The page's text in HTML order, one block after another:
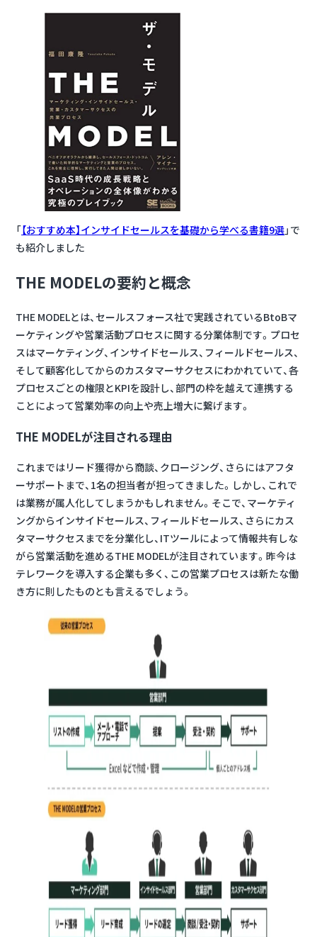
「【おすすめ本】インサイドセールスを基礎から学べる書籍9選」で
も紹介しました
THE MODELの要約と概念
THE MODELとは、セールスフォース社で実践されているBtoBマ
ーケティングや営業活動プロセスに関する分業体制です。プロセ
スはマーケティング、インサイドセールス、フィールドセールス、
そして顧客化してからのカスタマーサクセスにわかれていて、 各
プロセスごとの権限とKPIを設計し、部門の枠を越えて連携する
ことによって営業効率の向上や売上増大に繋げます。
THE MODELが注目される理由
これまではリード獲得から商談、クロージング、さらにはアフタ
ーサポートまで、1名の担当者が担ってきました。しかし、これで
は業務が属人化してしまうかもしれません。そこで、マーケティ
ングからインサイドセールス、フィールドセールス、さらにカス
タマーサクセスまでを分業化し、ITツールによって情報共有しな
がら営業活動を進めるTHE MODELが注目されています。昨今は
テレワークを導入する企業も多く、この営業プロセスは新たな働
き方に則したものとも言えるでしょう。